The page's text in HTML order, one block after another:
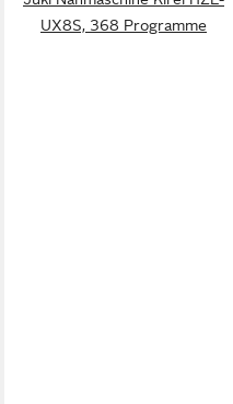
UX8S, 368 Programme